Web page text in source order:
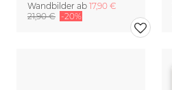
Wandbilder ab 17,90 €
21,90 € -20%